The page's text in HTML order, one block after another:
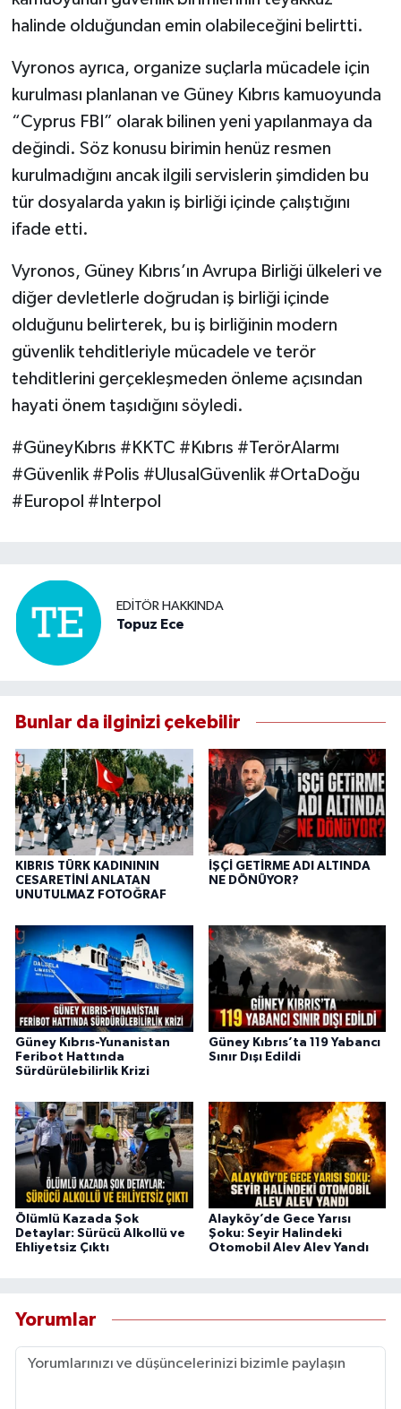
halinde olduğundan emin olabileceğini belirtti.
Vyronos ayrıca, organize suçlarla mücadele için
kurulması planlanan ve Güney Kıbrıs kamuoyunda
“Cyprus FBI” olarak bilinen yeni yapılanmaya da
değindi. Söz konusu birimin henüz resmen
kurulmadığını ancak ilgili servislerin şimdiden bu
tür dosyalarda yakın iş birliği içinde çalıştığını
ifade etti.
Vyronos, Güney Kıbrıs’ın Avrupa Birliği ülkeleri ve
diğer devletlerle doğrudan iş birliği içinde
olduğunu belirterek, bu iş birliğinin modern
güvenlik tehditleriyle mücadele ve terör
tehditlerini gerçekleşmeden önleme açısından
hayati önem taşıdığını söyledi.
#GüneyKıbrıs #KKTC #Kıbrıs #TerörAlarmı
#Güvenlik #Polis #UlusalGüvenlik #OrtaDoğu
#Europol #Interpol
EDITÖR HAKKINDA
Topuz Ece
Bunlar da ilginizi çekebilir
KIBRIS TÜRK KADINININ
CESARETİNİ ANLATAN
UNUTULMAZ FOTOĞRAF
İŞÇİ GETİRME ADI ALTINDA
NE DÖNÜYOR?
Güney Kıbrıs-Yunanistan
Feribot Hattında
Sürdürülebilirlik Krizi
Güney Kıbrıs’ta 119 Yabancı
Sınır Dışı Edildi
Ölümlü Kazada Şok
Detaylar: Sürücü Alkollü ve
Ehliyetsiz Çıktı
Alayköy’de Gece Yarısı
Şoku: Seyir Halindeki
Otomobil Alev Alev Yandı
Yorumlar